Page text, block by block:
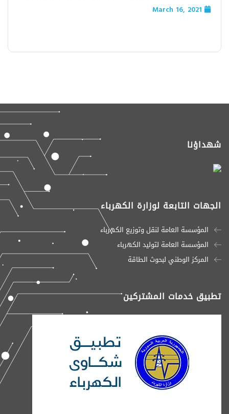
شهداؤنا
الجهات التابعة لوزارة الكهرباء
المؤسسة العامة لنقل وتوزيع الكهرباء
المؤسسة العامة لتوليد الكهرباء
المركز الوطني لبحوث الطاقة
تطبيق خدمات المشتركين